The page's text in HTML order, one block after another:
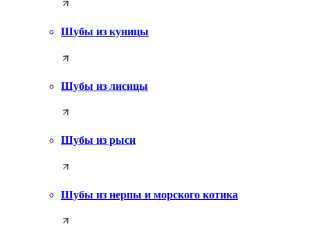
Шубы из куницы
Шубы из лисицы
Шубы из рыси
Шубы из нерпы и морского котика